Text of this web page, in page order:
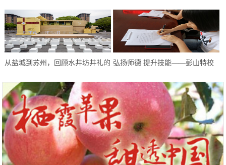
赛
从盐城到苏州，回顾水井坊井礼的 弘扬师德 提升技能——彭山特校